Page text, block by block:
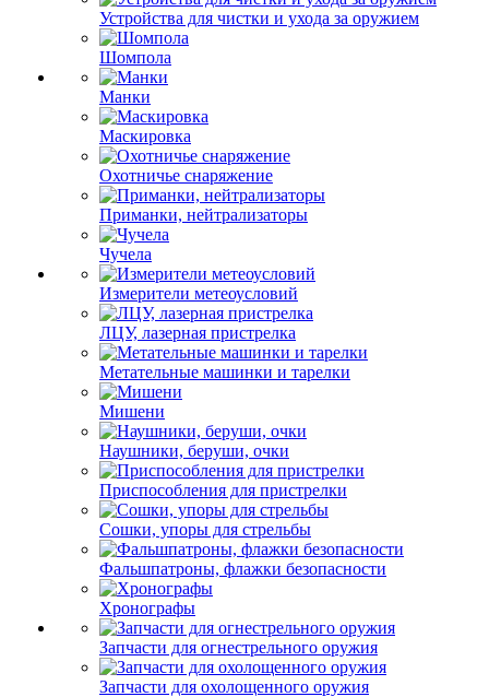
Устройства для чистки и ухода за оружием
Шомпола
Манки
Маскировка
Охотничье снаряжение
Приманки, нейтрализаторы
Чучела
Измерители метеоусловий
ЛЦУ, лазерная пристрелка
Метательные машинки и тарелки
Мишени
Наушники, беруши, очки
Приспособления для пристрелки
Сошки, упоры для стрельбы
Фальшпатроны, флажки безопасности
Хронографы
Запчасти для огнестрельного оружия
Запчасти для охолощенного оружия